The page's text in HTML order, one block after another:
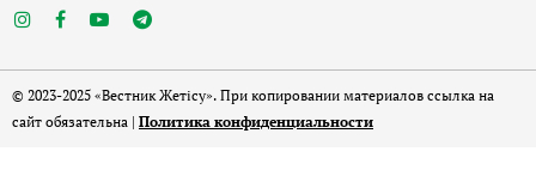
© 2023-2025 «Вестник Жетісу». При копировании материалов ссылка на
сайт обязательна | Политика конфиденциальности